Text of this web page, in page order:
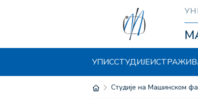
УПИССТУДИЈЕ
Студије на Машинском